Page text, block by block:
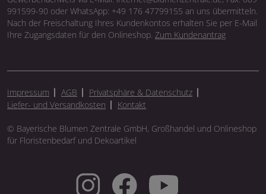
991599-90 oder WhatsApp: +49 176 47799155 an uns übermitteln.
Nach der Freischaltung Ihres Kundenkontos erhalten Sie per E-Mail
Ihre Zugangsdaten für den Onlineshop. Zum Kundenantrag
Impressum AGB
Privatsphäre & Datenschutz
Liefer- und Versandkosten
Kontakt
© Bayerische Blumen Zentrale GmbH, Großhandel und Onlineshop
für Floristenbedarf und Dekoartikel